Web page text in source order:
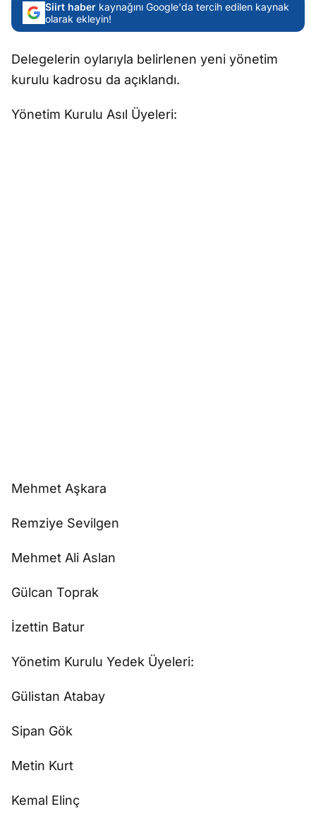
Siirt haber kaynağını Google'da tercih edilen kaynak
olarak ekleyin!
Delegelerin oylarıyla belirlenen yeni yönetim
kurulu kadrosu da açıklandı.
Yönetim Kurulu Asıl Üyeleri:
Mehmet Aşkara
Remziye Sevilgen
Mehmet Ali Aslan
Gülcan Toprak
İzettin Batur
Yönetim Kurulu Yedek Üyeleri:
Gülistan Atabay
Sipan Gök
Metin Kurt
Kemal Elinç